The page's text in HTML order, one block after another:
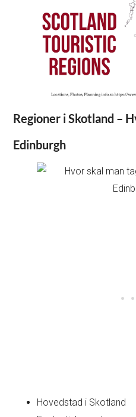
Regioner i Skotland –
Edinburgh
Hovedstad i Skotland